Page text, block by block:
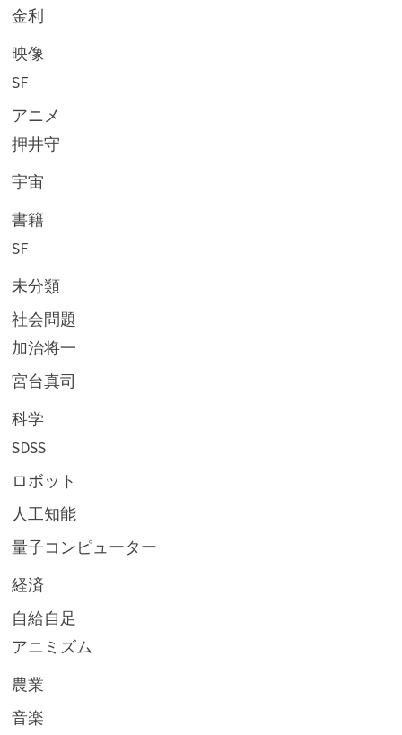
金利
映像
SF
アニメ
押井守
宇宙
書籍
SF
未分類
社会問題
加治将一
宮台真司
科学
SDSS
ロボット
人工知能
量子コンピューター
経済
自給自足
アニミズム
農業
音楽